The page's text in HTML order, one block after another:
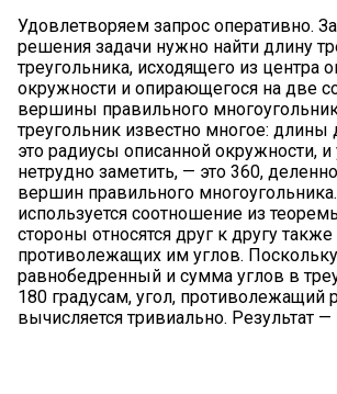
Удовлетворяем запрос оперативно.
решения задачи нужно найти длину
треугольника, исходящего из центра
окружности и опирающегося на две
вершины правильного
треугольник известно многое: длины
это радиусы описанной окружности, и
нетрудно заметить, — это 360,
вершин правильного
используется соотношение из
стороны относятся друг к другу
противолежащих им углов.
равнобедренный и сумма углов в
180 градусам, угол, противолежащий
вычисляется тривиально. Результат